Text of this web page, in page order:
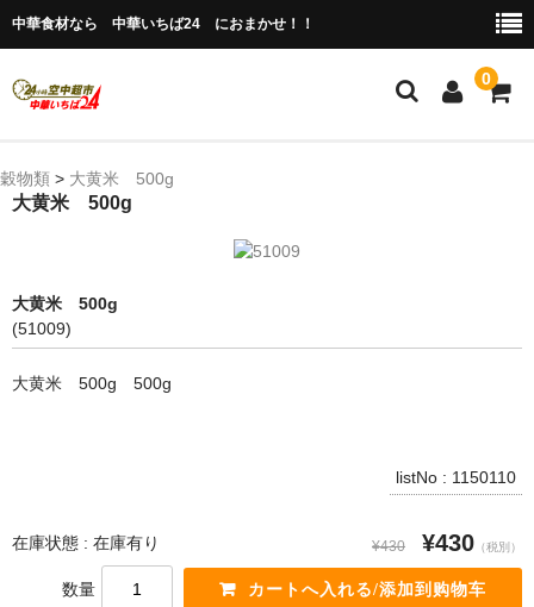
中華食材なら 中華いちば24 におまかせ！！
0
ホーム
商品ジャンル別
冷凍 肉類＆点心
穀物類 > 大黄米 500g
大黄米 500g
大黄米 500g
(51009)
大黄米 500g 500g
listNo : 1150110
在庫状態 : 在庫有り ¥430 ¥430 （税別）
数量